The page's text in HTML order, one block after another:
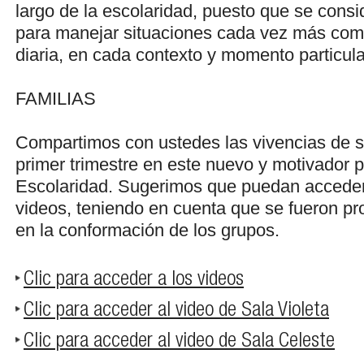
largo de la escolaridad, puesto que se
para manejar situaciones cada vez más
diaria, en cada contexto y momento
FAMILIAS
Compartimos con ustedes las vivencias de
primer trimestre en este nuevo y motivador
Escolaridad. Sugerimos que puedan
videos, teniendo en cuenta que se fueron
en la conformación de los grupos.
Clic para acceder a los videos
Clic para acceder al video de Sala Violeta
Clic para acceder al video de Sala Celeste